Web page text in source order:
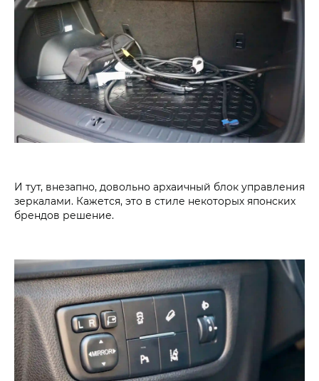
И тут, внезапно, довольно архаичный блок управления
зеркалами. Кажется, это в стиле некоторых японских
брендов решение.